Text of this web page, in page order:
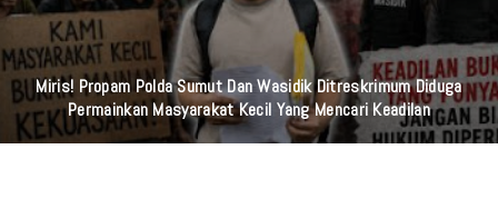
Miris! Propam Polda Sumut Dan Wasidik Ditreskrimum Diduga
Permainkan Masyarakat Kecil Yang Mencari Keadilan